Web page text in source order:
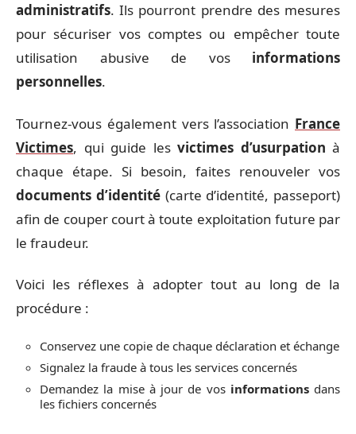
administratifs. Ils pourront prendre des mesures
pour sécuriser vos comptes ou empêcher toute
utilisation abusive de vos informations
personnelles.
Tournez-vous également vers l’association France
Victimes, qui guide les victimes d’usurpation à
chaque étape. Si besoin, faites renouveler vos
documents d’identité(carte d’identité, passeport)
afin de couper court à toute exploitation future par
le fraudeur.
Voici les réflexes à adopter tout au long de la
procédure :
Conservez une copie de chaque déclaration et échange
Signalez la fraude à tous les services concernés
Demandez la mise à jour de vos informationsdans
les fichiers concernés